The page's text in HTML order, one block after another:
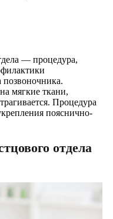
— процедура,
позвоночника.
мягкие ткани,
Процедура
пояснично-
отдела